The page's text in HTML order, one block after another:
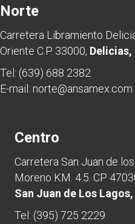
Norte
Carretera Libramiento
Oriente C.P. 33000, Delicias,
Tel: (639) 688 2382
E-mail: norte@ansamex.com
Centro
Carretera San Juan de
Moreno KM. 4.5. CP
San Juan de Los
Tel: (395) 725 2229